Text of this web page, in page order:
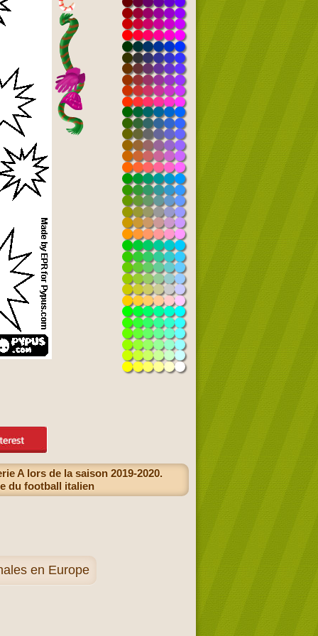
A lors de la saison 2019-2020.
du football italien
en Europe